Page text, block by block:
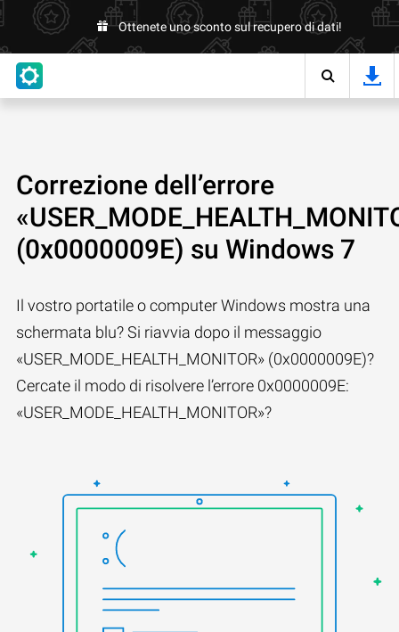
Ottenete uno sconto sul recupero di dati!
Correzione dell’errore
(0x0000009E) su Windows 7
Il vostro portatile o computer Windows mostra una
schermata blu? Si riavvia dopo il messaggio
«USER_MODE_HEALTH_MONITOR» (0x0000009E)?
Cercate il modo di risolvere l’errore 0x0000009E:
«USER_MODE_HEALTH_MONITOR»?